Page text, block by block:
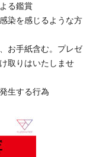
る鑑賞
染を感じるような方
お手紙含む。プレゼ
取りはいたしませ
生する行為